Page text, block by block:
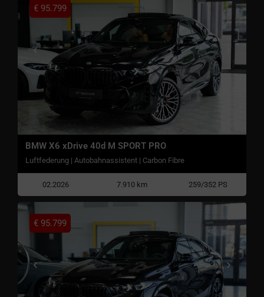
BMW X6 xDrive 40d M SPORT PRO
Luftfederung | Autobahnassistent | Carbon Fibre
€ 95.799
02.2026 7.910 km 259/352 PS
€ 95.799